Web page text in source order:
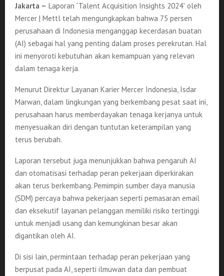
Jakarta – Laporan “Talent Acquisition Insights 2024” oleh
Mercer | Mettl telah mengungkapkan bahwa 75 persen
perusahaan di Indonesia menganggap kecerdasan buatan
(AI) sebagai hal yang penting dalam proses perekrutan. Hal
ini menyoroti kebutuhan akan kemampuan yang relevan
dalam tenaga kerja.
Menurut Direktur Layanan Karier Mercer Indonesia, Isdar
Marwan, dalam lingkungan yang berkembang pesat saat ini,
perusahaan harus memberdayakan tenaga kerjanya untuk
menyesuaikan diri dengan tuntutan keterampilan yang
terus berubah.
Laporan tersebut juga menunjukkan bahwa pengaruh AI
dan otomatisasi terhadap peran pekerjaan diperkirakan
akan terus berkembang. Pemimpin sumber daya manusia
(SDM) percaya bahwa pekerjaan seperti pemasaran email
dan eksekutif layanan pelanggan memiliki risiko tertinggi
untuk menjadi usang dan kemungkinan besar akan
digantikan oleh AI.
Di sisi lain, permintaan terhadap peran pekerjaan yang
berpusat pada AI, seperti ilmuwan data dan pembuat